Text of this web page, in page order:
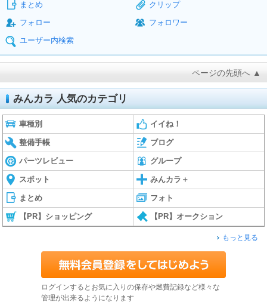
まとめ
クリップ
フォロー
フォロワー
ユーザー内検索
ページの先頭へ ▲
みんカラ 人気のカテゴリ
車種別 イイね！
整備手帳 ブログ
パーツレビュー グループ
スポット みんカラ＋
まとめ フォト
【PR】ショッピング 【PR】オークション
もっと見る
ログインするとお気に入りの保存や燃費記録など様々な
管理が出来るようになります